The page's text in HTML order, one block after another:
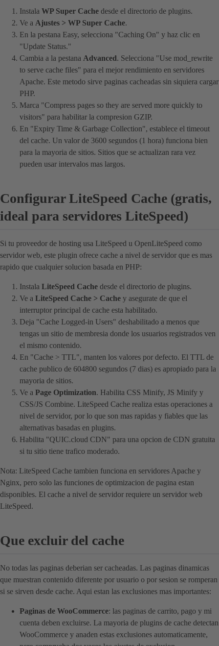
Instala WP Super Cache desde el directorio de plugins.
Ve a Ajustes > WP Super Cache.
En la pestana Easy, selecciona "Caching On" y haz clic en
"Update Status."
Cambia a la pestana Advanced. Selecciona "Use mod_rewrite
to serve cache files" para el mejor rendimiento en servidores
Apache. Este metodo sirve paginas cacheadas sin siquiera cargar
PHP.
Marca "Compress pages so they are served more quickly to
visitors" para habilitar la compresion GZIP.
En "Expiry Time & Garbage Collection", establece el timeout
del cache. Un valor de 3600 segundos (1 hora) funciona bien
para la mayoria de sitios. Sitios que se actualizan rara vez
pueden usar intervalos mas largos.
Configurar LiteSpeed Cache (gratis,
ideal para servidores LiteSpeed)
Si tu proveedor de hosting usa LiteSpeed u OpenLiteSpeed como
servidor web, este plugin ofrece cache a nivel de servidor que es mas
rapido que cualquier solucion basada en PHP:
Instala LiteSpeed Cache desde el directorio de plugins.
Ve a LiteSpeed Cache > Cache y asegurate de que el
interruptor principal de cache esta habilitado.
Deja "Cache Logged-in Users" deshabilitado a menos que
tengas un sitio de membresia donde los usuarios registrados ven
el mismo contenido.
En "Cache > TTL", manten los valores por defecto. El TTL de
cache publico de 604800 segundos (7 dias) es apropiado para la
mayoria de sitios.
Ve a Page Optimization. Habilita CSS Minify, JS Minify y
CSS/JS Combine. LiteSpeed Cache realiza estas operaciones a
nivel de servidor, por lo que son mas rapidas y fiables que las
alternativas basadas en plugins.
Habilita "QUIC.cloud CDN" para una opcion de CDN gratuita
si tu sitio tiene trafico moderado.
Nota: LiteSpeed Cache tambien funciona en servidores Apache y
Nginx, pero solo las funciones de optimizacion de pagina estan
disponibles. El cache a nivel de servidor requiere un servidor web
LiteSpeed.
Que excluir del cache
No todas las paginas deberian ser cacheadas. Las paginas dinamicas
que muestran contenido diferente por usuario o por sesion se romperan
si se sirven desde cache. Aqui estan las exclusiones mas importantes:
Paginas de WooCommerce: las paginas de carrito, pago y mi
cuenta deben excluirse. La mayoria de plugins de cache detectan
WooCommerce y anaden estas exclusiones automaticamente,